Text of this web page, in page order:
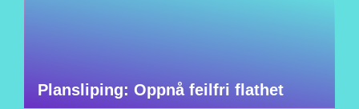
Plansliping: Oppnå feilfri flathet